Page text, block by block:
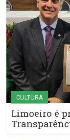
CULTURA
Limoeiro é